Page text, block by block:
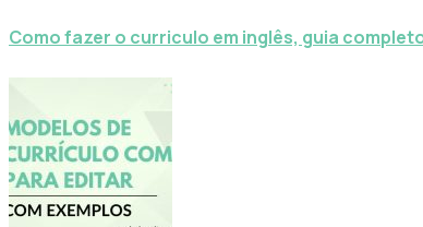
Como fazer o curriculo em inglês, guia